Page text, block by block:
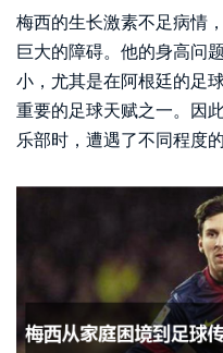
梅西的生长激素不足病情
巨大的障碍。他的身高问
小，尤其是在阿根廷的足
重要的足球天赋之一。因
乐部时，遭遇了不同程度